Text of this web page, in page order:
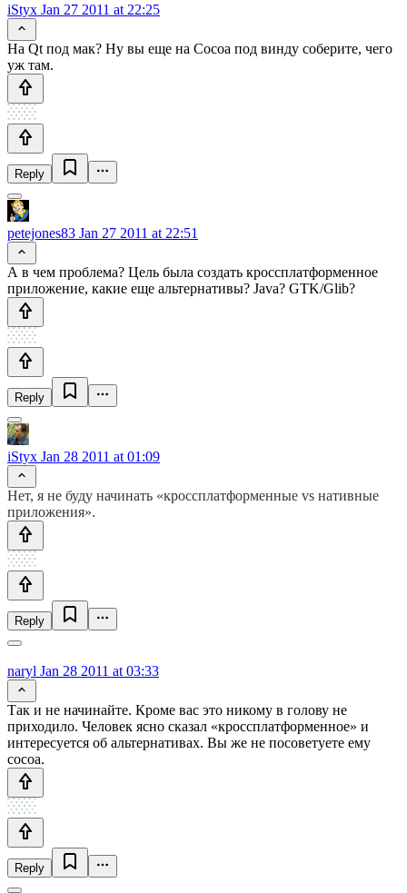
iStyx Jan 27 2011 at 22:25
На Qt под мак? Ну вы еще на Cocoa под винду соберите, чего
уж там.
Reply
petejones83 Jan 27 2011 at 22:51
А в чем проблема? Цель была создать кроссплатформенное
приложение, какие еще альтернативы? Java? GTK/Glib?
Reply
iStyx Jan 28 2011 at 01:09
Нет, я не буду начинать «кроссплатформенные vs нативные
приложения».
Reply
naryl Jan 28 2011 at 03:33
Так и не начинайте. Кроме вас это никому в голову не
приходило. Человек ясно сказал «кроссплатформенное» и
интересуется об альтернативах. Вы же не посоветуете ему
cocoa.
Reply